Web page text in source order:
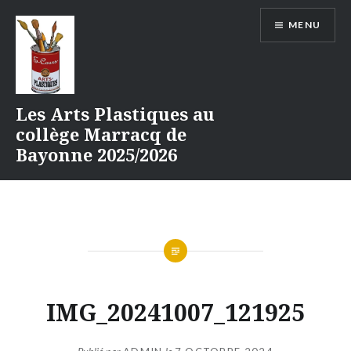
contenu
Les Arts Plastiques au
collège Marracq de
Bayonne 2025/2026
MENU
IMG_20241007_121925